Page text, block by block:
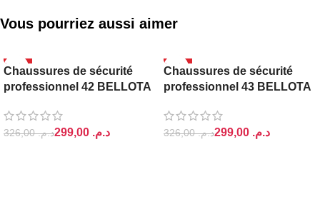
Vous pourriez aussi aimer
-8%
Chaussures de sécurité
professionnel 42 BELLOTA
د.م.326,00 د.م.
-8%
Chaussures de sécurité
professionnel 43 BELLOTA
د.م.326,00 د.م.